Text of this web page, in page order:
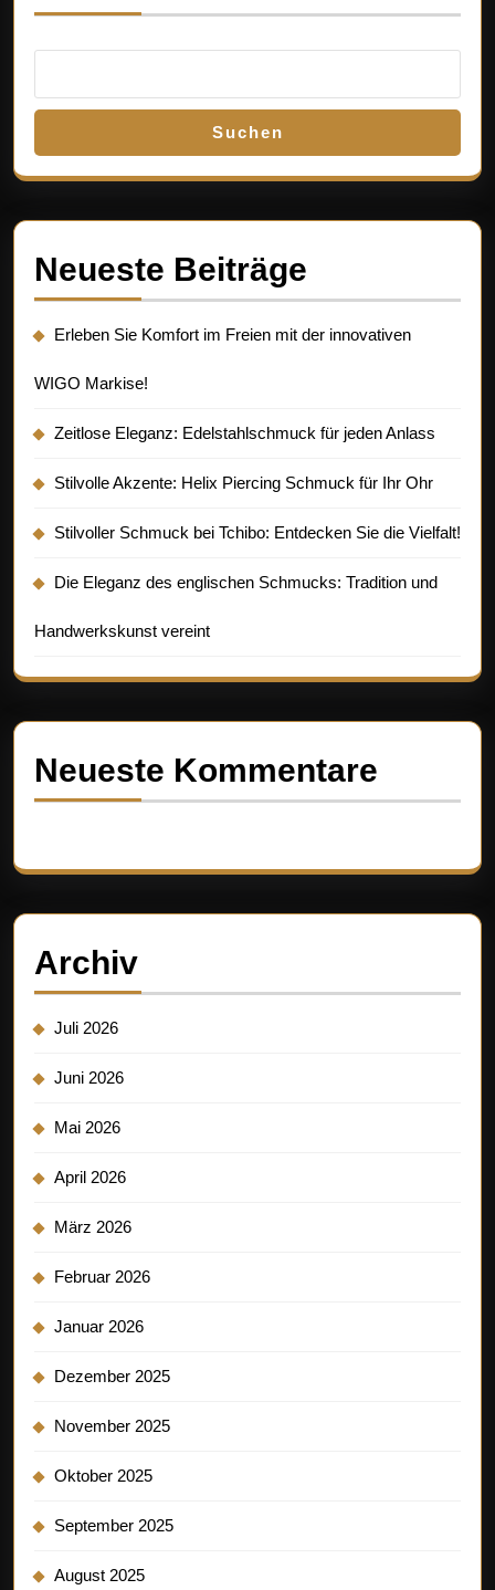
Suchen
Neueste Beiträge
Erleben Sie Komfort im Freien mit der innovativen
WIGO Markise!
Zeitlose Eleganz: Edelstahlschmuck für jeden Anlass
Stilvolle Akzente: Helix Piercing Schmuck für Ihr Ohr
Stilvoller Schmuck bei Tchibo: Entdecken Sie die Vielfalt!
Die Eleganz des englischen Schmucks: Tradition und
Handwerkskunst vereint
Neueste Kommentare
Archiv
Juli 2026
Juni 2026
Mai 2026
April 2026
März 2026
Februar 2026
Januar 2026
Dezember 2025
November 2025
Oktober 2025
September 2025
August 2025